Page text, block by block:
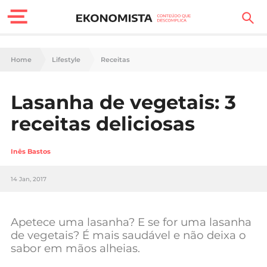
Finanças Pessoais
Carreira
Tecnologia
Negócios
Home Lifestyle Receitas
Lasanha de vegetais: 3
receitas deliciosas
Inês Bastos
14 Jan, 2017
Apetece uma lasanha? E se for uma lasanha
de vegetais? É mais saudável e não deixa o
sabor em mãos alheias.